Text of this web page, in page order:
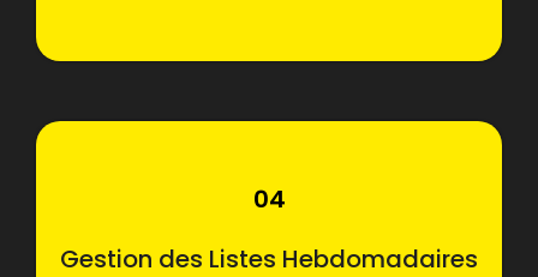
04
Gestion des Listes Hebdomadaires